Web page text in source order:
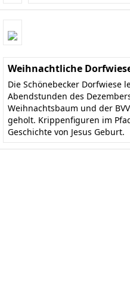
Weihnachtliche
Die Schönebecker Dorfwiese
Abendstunden des
Weihnachtsbaum und der
geholt. Krippenfiguren im
Geschichte von Jesus Geburt.